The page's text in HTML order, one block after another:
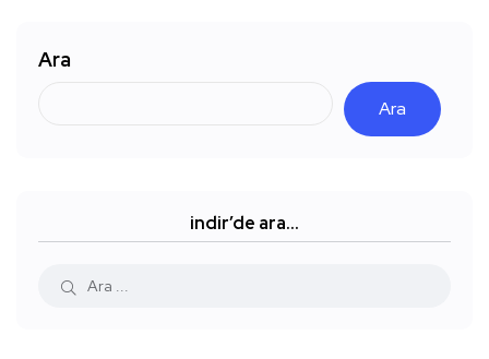
Ara
Ara
indir’de ara…